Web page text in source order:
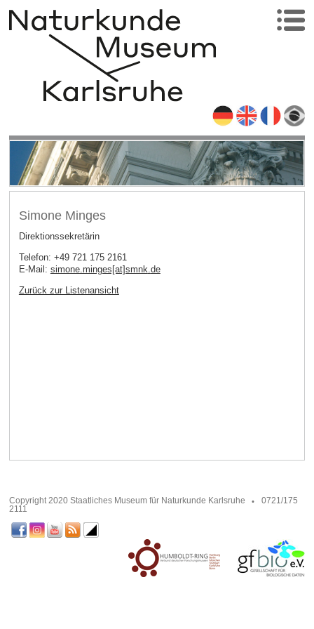
Simone Minges
Direktionssekretärin
Telefon: +49 721 175 2161
E-Mail: simone.minges[at]smnk.de
Zurück zur Listenansicht
Copyright 2020 Staatliches Museum für Naturkunde Karlsruhe
0721/175
2111